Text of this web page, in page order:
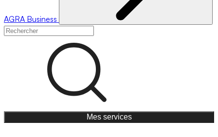
AGRA Business
Mes services